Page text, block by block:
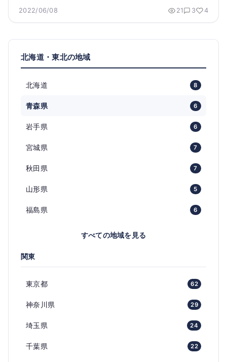
2022/06/08 21 3 4
北海道・東北の地域
北海道 8
青森県 6
岩手県 6
宮城県 7
秋田県 7
山形県 5
福島県 6
すべての地域を見る
関東
東京都 62
神奈川県 29
埼玉県 24
千葉県 22